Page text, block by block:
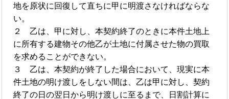
地を原状に回復して直ちに甲に明渡さなければならな
い。
２ 乙は、甲に対し、本契約終了のときに本件土地上
に所有する建物その他乙が土地に付属させた物の買取
を求めることができない。
３ 乙は、本契約が終了した場合において、現実に本
件土地の明け渡しをしない間は、乙は甲に対し、契約
終了の日の翌日から明け渡しに至るまで、日割計算に